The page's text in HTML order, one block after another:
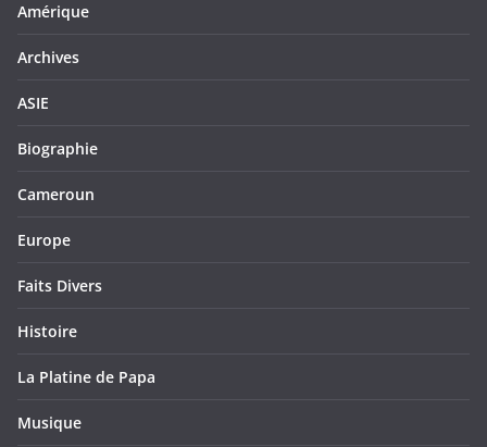
Amérique
Archives
ASIE
Biographie
Cameroun
Europe
Faits Divers
Histoire
La Platine de Papa
Musique